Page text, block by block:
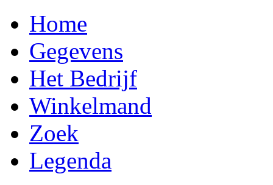
Home
Gegevens
Het Bedrijf
Winkelmand
Zoek
Legenda